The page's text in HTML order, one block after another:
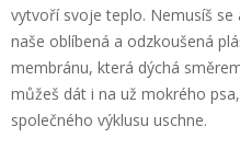
vytvoří svoje teplo. Nemusíš se
naše oblíbená a odzkoušená
membránu, která dýchá
můžeš dát i na už mokrého
společného výklusu uschne.